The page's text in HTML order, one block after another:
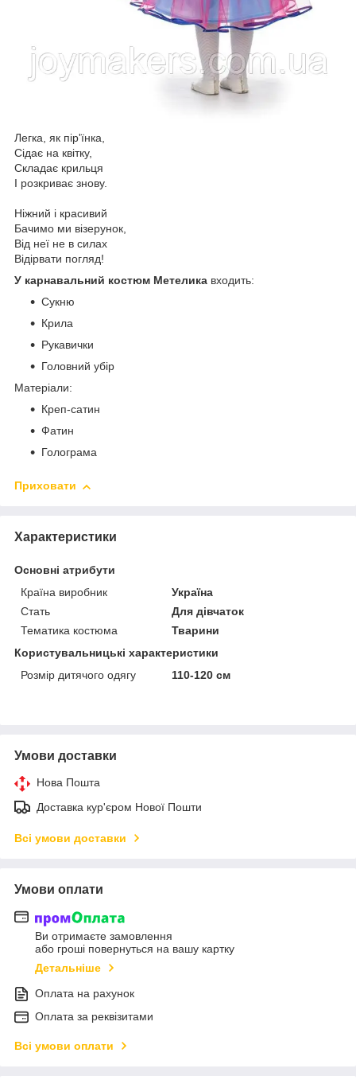
Легка, як пір'їнка,
Сідає на квітку,
Складає крильця
І розкриває знову.
Ніжний і красивий
Бачимо ми візерунок,
Від неї не в силах
Відірвати погляд!
У карнавальний костюм Метелика входить:
Сукню
Крила
Рукавички
Головний убір
Матеріали:
Креп-сатин
Фатин
Голограма
Приховати
Характеристики
Основні атрибути
Країна виробник
Україна
Стать
Для дівчаток
Тематика костюма
Тварини
Користувальницькі характеристики
Розмір дитячого одягу
110-120 см
Умови доставки
Нова Пошта
Доставка кур'єром Нової Пошти
Всі умови доставки
Умови оплати
Ви отримаєте замовлення
або гроші повернуться на вашу картку
Детальніше
Оплата на рахунок
Оплата за реквізитами
Всі умови оплати